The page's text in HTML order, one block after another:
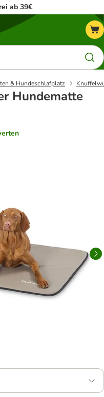
ab 39€
& Hundeschlafplatz
Hundematte